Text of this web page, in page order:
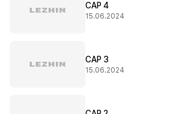
CAP 4
15.06.2024
CAP 3
15.06.2024